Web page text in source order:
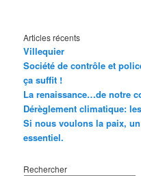
Articles récents
Villequier
Société de contrôle et
ça suffit !
La renaissance…de notre
Dérèglement climatique:
Si nous voulons la paix,
essentiel.
Rechercher